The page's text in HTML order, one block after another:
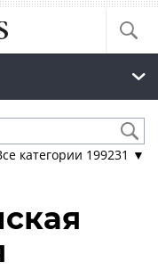
категории 199231 ▼